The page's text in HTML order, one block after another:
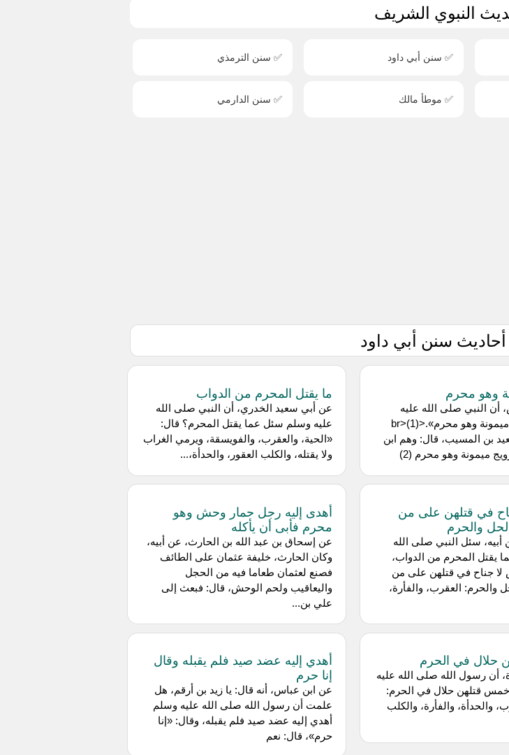
النبوي الشريف
✅ سنن أبي داود ✅ سنن الترمذي
✅ موطأ مالك ✅ سنن الدارمي
سنن أبي داود
وهو محرم
أن النبي صلى الله عليه
وسلم «تزوج ميمونة وهو محرم».<br>(1)
سعيد بن المسيب، قال: وهم ابن
ميمونة وهو محرم (2)
في قتلهن على من
والحرم
سئل النبي صلى الله
يقتل المحرم من الدواب،
جناح في قتلهن على من
والحرم: العقرب، والفأرة،
حلال في الحرم
أن رسول الله صلى الله عليه
قتلهن حلال في الحرم:
والحدأة، والفأرة، والكلب
ما يقتل المحرم من الدواب
عن أبي سعيد الخدري، أن النبي صلى الله
عليه وسلم سئل عما يقتل المحرم؟ قال:
«الحية، والعقرب، والفويسقة، ويرمي الغراب
ولا يقتله، والكلب العقور، والحدأة،...
أهدى إليه رجل حمار وحش وهو
محرم فأبى أن يأكله
عن إسحاق بن عبد الله بن الحارث، عن أبيه،
وكان الحارث، خليفة عثمان على الطائف
فصنع لعثمان طعاما فيه من الحجل
واليعاقيب ولحم الوحش، قال: فبعث إلى
علي بن...
أهدي إليه عضد صيد فلم يقبله وقال
إنا حرم
عن ابن عباس، أنه قال: يا زيد بن أرقم، هل
علمت أن رسول الله صلى الله عليه وسلم
أهدي إليه عضد صيد فلم يقبله، وقال: «إنا
حرم»، قال: نعم